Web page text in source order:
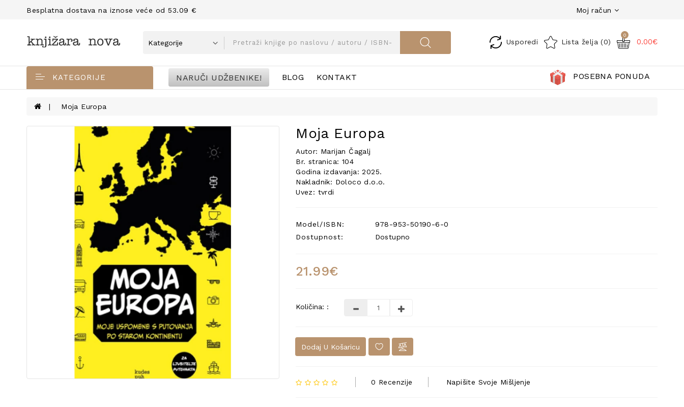
Besplatna dostava na iznose veće od 53.09 € Moj račun
Usporedi Lista želja (0)
0
0.00€
KATEGORIJE NARUČI UDŽBENIKE! BLOG KONTAKT POSEBNA PONUDA
Moja Europa
Moja Europa
Autor: Marijan Čagalj
Br. stranica: 104
Godina izdavanja: 2025.
Nakladnik: Doloco d.o.o.
Uvez: tvrdi
Model/ISBN:
978-953-50190-6-0
Dostupnost:
Dostupno
21.99€
Količina: :
Dodaj U Košaricu
0 Recenzije Napišite Svoje Mišljenje